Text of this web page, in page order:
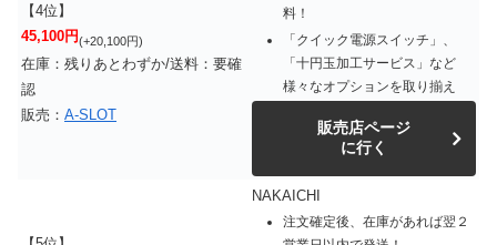
【4位】
45,100円(+20,100円)
在庫：残りあとわずか/送料：要確
認
販売： A-SLOT
料！
「クイック電源スイッチ」、
「十円玉加工サービス」など
様々なオプションを取り揃え
販売店ページ
に行く
NAKAICHI
注文確定後、在庫があれば翌２